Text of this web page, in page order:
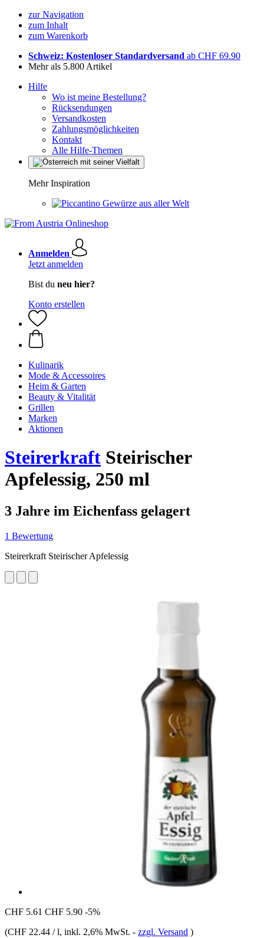
zur Navigation
zum Inhalt
zum Warenkorb
Schweiz: Kostenloser Standardversand ab CHF 69.90
Mehr als 5.800 Artikel
Hilfe
Wo ist meine Bestellung?
Rücksendungen
Versandkosten
Zahlungsmöglichkeiten
Kontakt
Alle Hilfe-Themen
Mehr Inspiration
Gewürze aus aller Welt
Anmelden
Jetzt anmelden
Bist du neu hier?
Konto erstellen
Kulinarik
Mode & Accessoires
Heim & Garten
Beauty & Vitalität
Grillen
Marken
Aktionen
Steirerkraft Steirischer
Apfelessig, 250 ml
3 Jahre im Eichenfass gelagert
1 Bewertung
Steirerkraft Steirischer Apfelessig
CHF 5.61 CHF 5.90 -5%
(CHF 22.44 / l, inkl. 2,6% MwSt. - zzgl. Versand )